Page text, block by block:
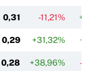
0,31 -11,21%
0,29 +31,32%
0,28 +38,96% -